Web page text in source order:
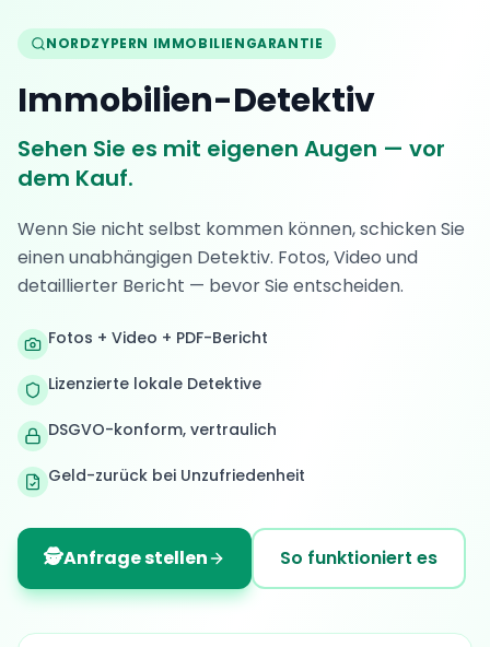
NORDZYPERN IMMOBILIENGARANTIE
Immobilien-Detektiv
Sehen Sie es mit eigenen Augen — vor
dem Kauf.
Wenn Sie nicht selbst kommen können, schicken Sie
einen unabhängigen Detektiv. Fotos, Video und
detaillierter Bericht — bevor Sie entscheiden.
Fotos + Video + PDF-Bericht
Lizenzierte lokale Detektive
DSGVO-konform, vertraulich
Geld-zurück bei Unzufriedenheit
🕵️Anfrage stellen So funktioniert es